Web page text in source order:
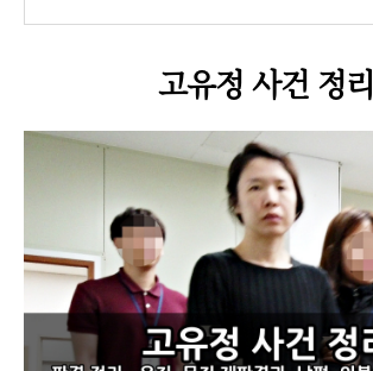
고유정 사건 정리